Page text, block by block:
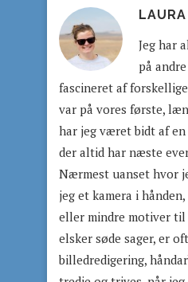
LAURA
Jeg har
på
fascineret af
var på vores første,
har jeg været bidt af
der altid har næste
Nærmest uanset hvor
jeg et kamera i
eller mindre motiver til
elsker søde sager, er
billedredigering,